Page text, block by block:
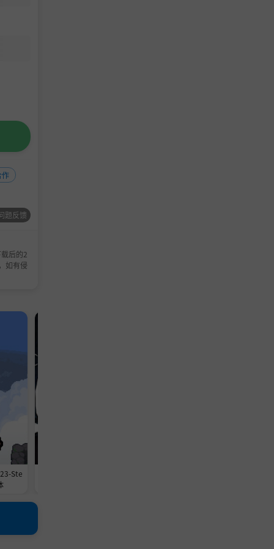
超级
作
题反馈
后的2
如有侵
Ste